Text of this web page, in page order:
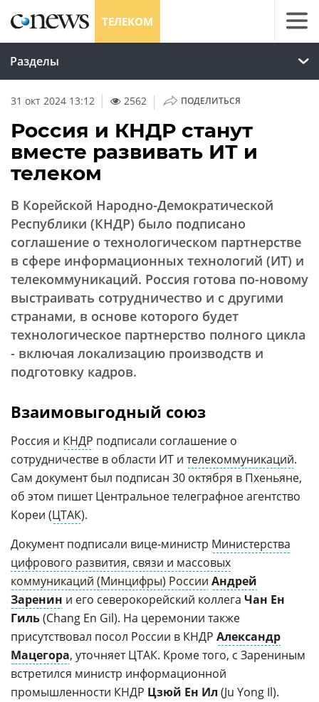
ТЕЛЕКОМ
Разделы
31 окт 2024 13:12 2562 | ПОДЕЛИТЬСЯ
Россия и КНДР станут
вместе развивать ИТ и
телеком
В Корейской Народно-Демократической
Республики (КНДР) было подписано
соглашение о технологическом партнерстве
в сфере информационных технологий (ИТ) и
телекоммуникаций. Россия готова по-новому
выстраивать сотрудничество и с другими
странами, в основе которого будет
технологическое партнерство полного цикла
- включая локализацию производств и
подготовку кадров.
Взаимовыгодный союз
Россия и КНДР подписали соглашение о
сотрудничестве в области ИТ и телекоммуникаций.
Сам документ был подписан 30 октября в Пхеньяне,
об этом пишет Центральное телеграфное агентство
Кореи (ЦТАК).
Документ подписали вице-министр Министерства
цифрового развития, связи и массовых
коммуникаций (Минцифры) России Андрей
Заренин и его северокорейский коллега Чан Ен
Гиль(Chang En Gil). На церемонии также
присутствовал посол России в КНДР Александр
Мацегора, уточняет ЦТАК. Кроме того, с Зарениным
встретился министр информационной
промышленности КНДР Цзюй Ен Ил (Ju Yong Il).